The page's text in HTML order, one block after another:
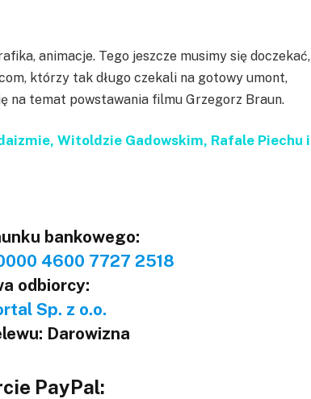
animacje. Tego jeszcze musimy się doczekać,
którzy tak długo czekali na gotowy umont,
na temat powstawania filmu Grzegorz Braun.
Witoldzie Gadowskim, Rafale Piechu i
bankowego:
4600 7727 2518
odbiorcy:
Sp. z o.o.
Darowizna
PayPal: